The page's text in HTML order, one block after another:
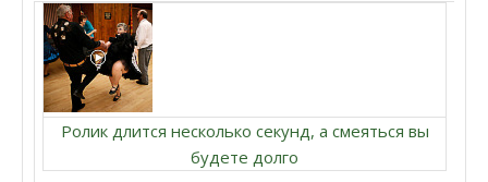
Ролик длится несколько секунд, а смеяться вы
будете долго